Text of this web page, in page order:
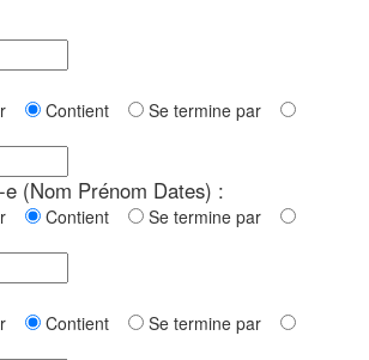
Contient
Se termine par
(Nom Prénom Dates) :
Contient
Se termine par
Contient
Se termine par